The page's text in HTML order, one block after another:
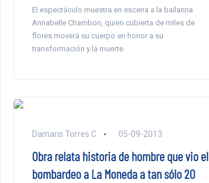
El espectáculo muestra en escena a la bailarina
Annabelle Chambon, quien cubierta de miles de
flores moverá su cuerpo en honor a su
transformación y la muerte.
Damaris Torres C. 05-09-2013
Obra relata historia de hombre que vio el
bombardeo a La Moneda a tan sólo 20